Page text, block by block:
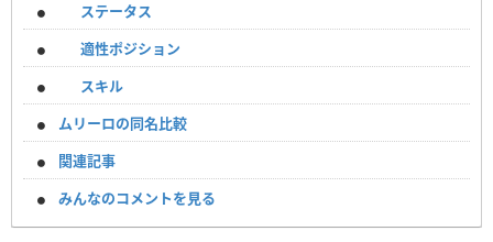
ステータス
適性ポジション
スキル
ムリーロの同名比較
関連記事
みんなのコメントを見る